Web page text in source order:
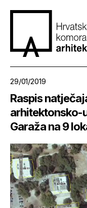
29/01/2019
Raspis
arhitektonsko-
Garaža na 9